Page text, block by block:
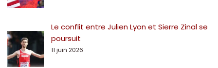
Le conflit entre Julien Lyon et Sierre Zinal se
poursuit
11 juin 2026